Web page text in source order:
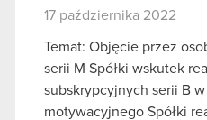
17 października 2022
Temat: Objęcie przez
serii M Spółki wskutek
subskrypcyjnych serii B
motywacyjnego Spółki